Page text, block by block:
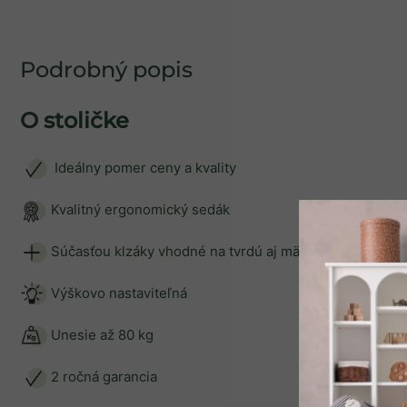
Podrobný popis
O stoličke
Ideálny pomer ceny a kvality
Kvalitný ergonomický sedák
Súčasťou klzáky vhodné na tvrdú aj mäkkú podlahu
Výškovo nastaviteľná
Unesie až 80 kg
2 ročná garancia
SPÄŤ DO